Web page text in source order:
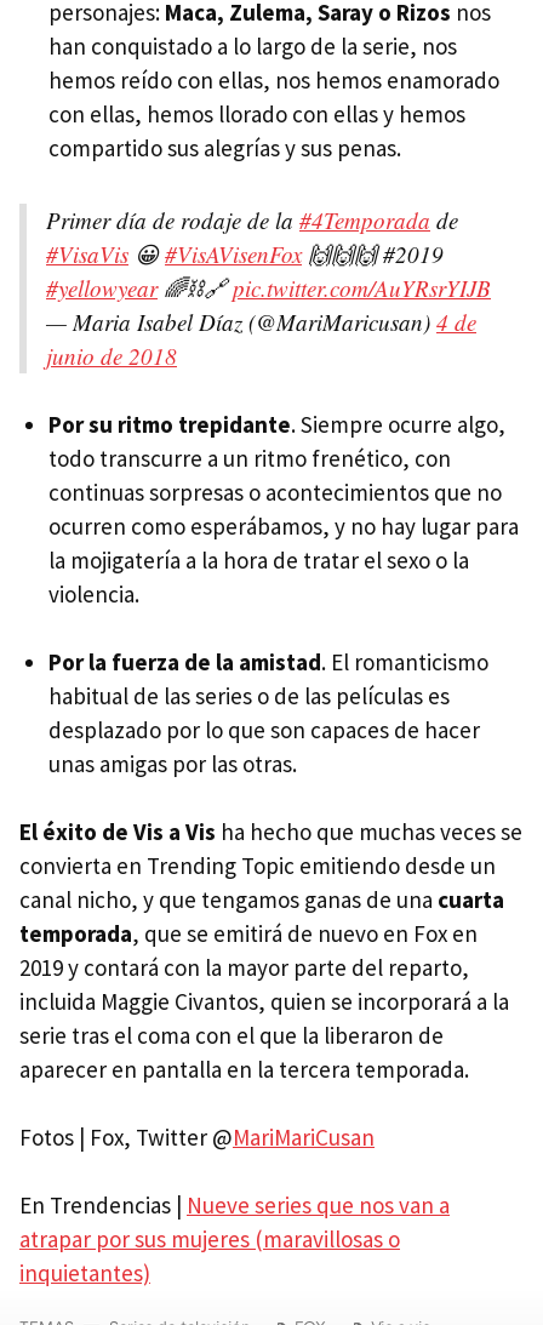
personajes: Maca, Zulema, Saray o Rizos nos
han conquistado a lo largo de la serie, nos
hemos reído con ellas, nos hemos enamorado
con ellas, hemos llorado con ellas y hemos
compartido sus alegrías y sus penas.
Primer día de rodaje de la #4Temporada de
#VisaVis 😀#VisAVisenFox🙌🙌🙌 #2019
#yellowyear🌈⛓️🔗pic.twitter.com/AuYRsrYIJB
— Maria Isabel Díaz (@MariMaricusan) 4 de
junio de 2018
Por su ritmo trepidante. Siempre ocurre algo,
todo transcurre a un ritmo frenético, con
continuas sorpresas o acontecimientos que no
ocurren como esperábamos, y no hay lugar para
la mojigatería a la hora de tratar el sexo o la
violencia.
Por la fuerza de la amistad. El romanticismo
habitual de las series o de las películas es
desplazado por lo que son capaces de hacer
unas amigas por las otras.
El éxito de Vis a Vis ha hecho que muchas veces se
convierta en Trending Topic emitiendo desde un
canal nicho, y que tengamos ganas de una cuarta
temporada, que se emitirá de nuevo en Fox en
2019 y contará con la mayor parte del reparto,
incluida Maggie Civantos, quien se incorporará a la
serie tras el coma con el que la liberaron de
aparecer en pantalla en la tercera temporada.
Fotos | Fox, Twitter @MariMariCusan
En Trendencias | Nueve series que nos van a
atrapar por sus mujeres (maravillosas o
inquietantes)